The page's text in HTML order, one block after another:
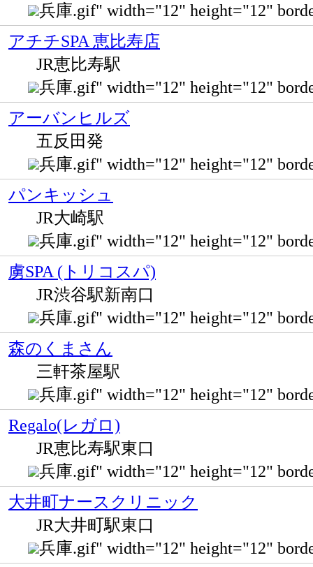
兵庫.gif" width="12" height="12"
アチチSPA 恵比寿店
JR恵比寿駅
兵庫.gif" width="12" height="12"
アーバンヒルズ
五反田発
兵庫.gif" width="12" height="12"
パンキッシュ
JR大崎駅
兵庫.gif" width="12" height="12"
虜SPA (トリコスパ)
JR渋谷駅新南口
兵庫.gif" width="12" height="12"
森のくまさん
三軒茶屋駅
兵庫.gif" width="12" height="12"
Regalo(レガロ)
JR恵比寿駅東口
兵庫.gif" width="12" height="12"
大井町ナースクリニック
JR大井町駅東口
兵庫.gif" width="12" height="12"